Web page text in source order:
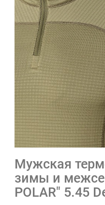
Мужская
зимы и
POLAR" 5.45